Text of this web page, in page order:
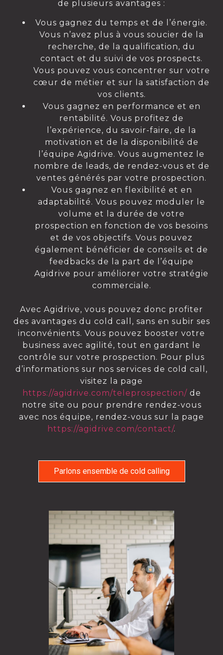
de plusieurs avantages :
Vous gagnez du temps et de l’énergie.
Vous n’avez plus à vous soucier de la
recherche, de la qualification, du
contact et du suivi de vos prospects.
Vous pouvez vous concentrer sur votre
cœur de métier et sur la satisfaction de
vos clients.
Vous gagnez en performance et en
rentabilité. Vous profitez de
l’expérience, du savoir-faire, de la
motivation et de la disponibilité de
l’équipe Agidrive. Vous augmentez le
nombre de leads, de rendez-vous et de
ventes générés par votre prospection.
Vous gagnez en flexibilité et en
adaptabilité. Vous pouvez moduler le
volume et la durée de votre
prospection en fonction de vos besoins
et de vos objectifs. Vous pouvez
également bénéficier de conseils et de
feedbacks de la part de l’équipe
Agidrive pour améliorer votre stratégie
commerciale.
Avec Agidrive, vous pouvez donc profiter
des avantages du cold call, sans en subir ses
inconvénients. Vous pouvez booster votre
business avec agilité, tout en gardant le
contrôle sur votre prospection. Pour plus
d’informations sur nos services de cold call,
visitez la page
https://agidrive.com/teleprospection/de
notre site ou pour prendre rendez-vous
avec nos équipe, rendez-vous sur la page
https://agidrive.com/contact/.
Parlons ensemble de cold calling